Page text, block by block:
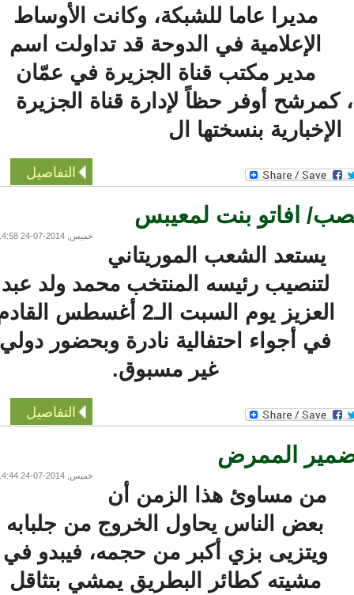
مديرا عاما للشبكة، وكانت الأوساط
الإعلامية في الدوحة قد تداولت اسم
مدير مكتب قناة الجزيرة في عمّان
أوفر حظاً لإدارة قناة الجزيرة
بنسختها ال
التفاصيل
افاتو بنت لمعيبس
خميس, 2014-07-24 14:58
يستعد الشعب الموريتاني
لتنصيب رئيسه المنتخب محمد ولد عبد
العزيز يوم السبت الـ2 أغسطس القادم
في أجواء احتفالية نادرة وبحضور دولي
غير مسبوق.
التفاصيل
الممرض
خميس, 2014-07-24 14:44
من مساوئ هذا الزمن أن
بعض الناس يحاول الخروج من جلبابه
ويتزيى بزي أكبر من حجمه، فيبدو في
مشيته كطائر البطريق يمشي بتثاقل